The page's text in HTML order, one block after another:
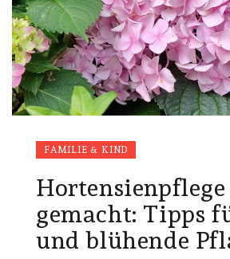
FAMILIE & KIND
gemacht: Tipps
und blühende